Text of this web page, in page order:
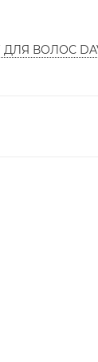
ВОЛОС